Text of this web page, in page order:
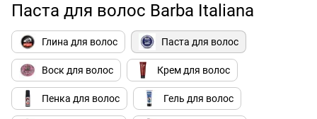
Паста для волос Barba Italiana
Глина для волос Паста для волос
Воск для волос Крем для волос
Пенка для волос Гель для волос